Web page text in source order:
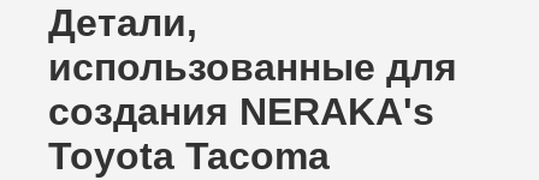
Детали,
использованные для
создания NERAKA's
Toyota Tacoma